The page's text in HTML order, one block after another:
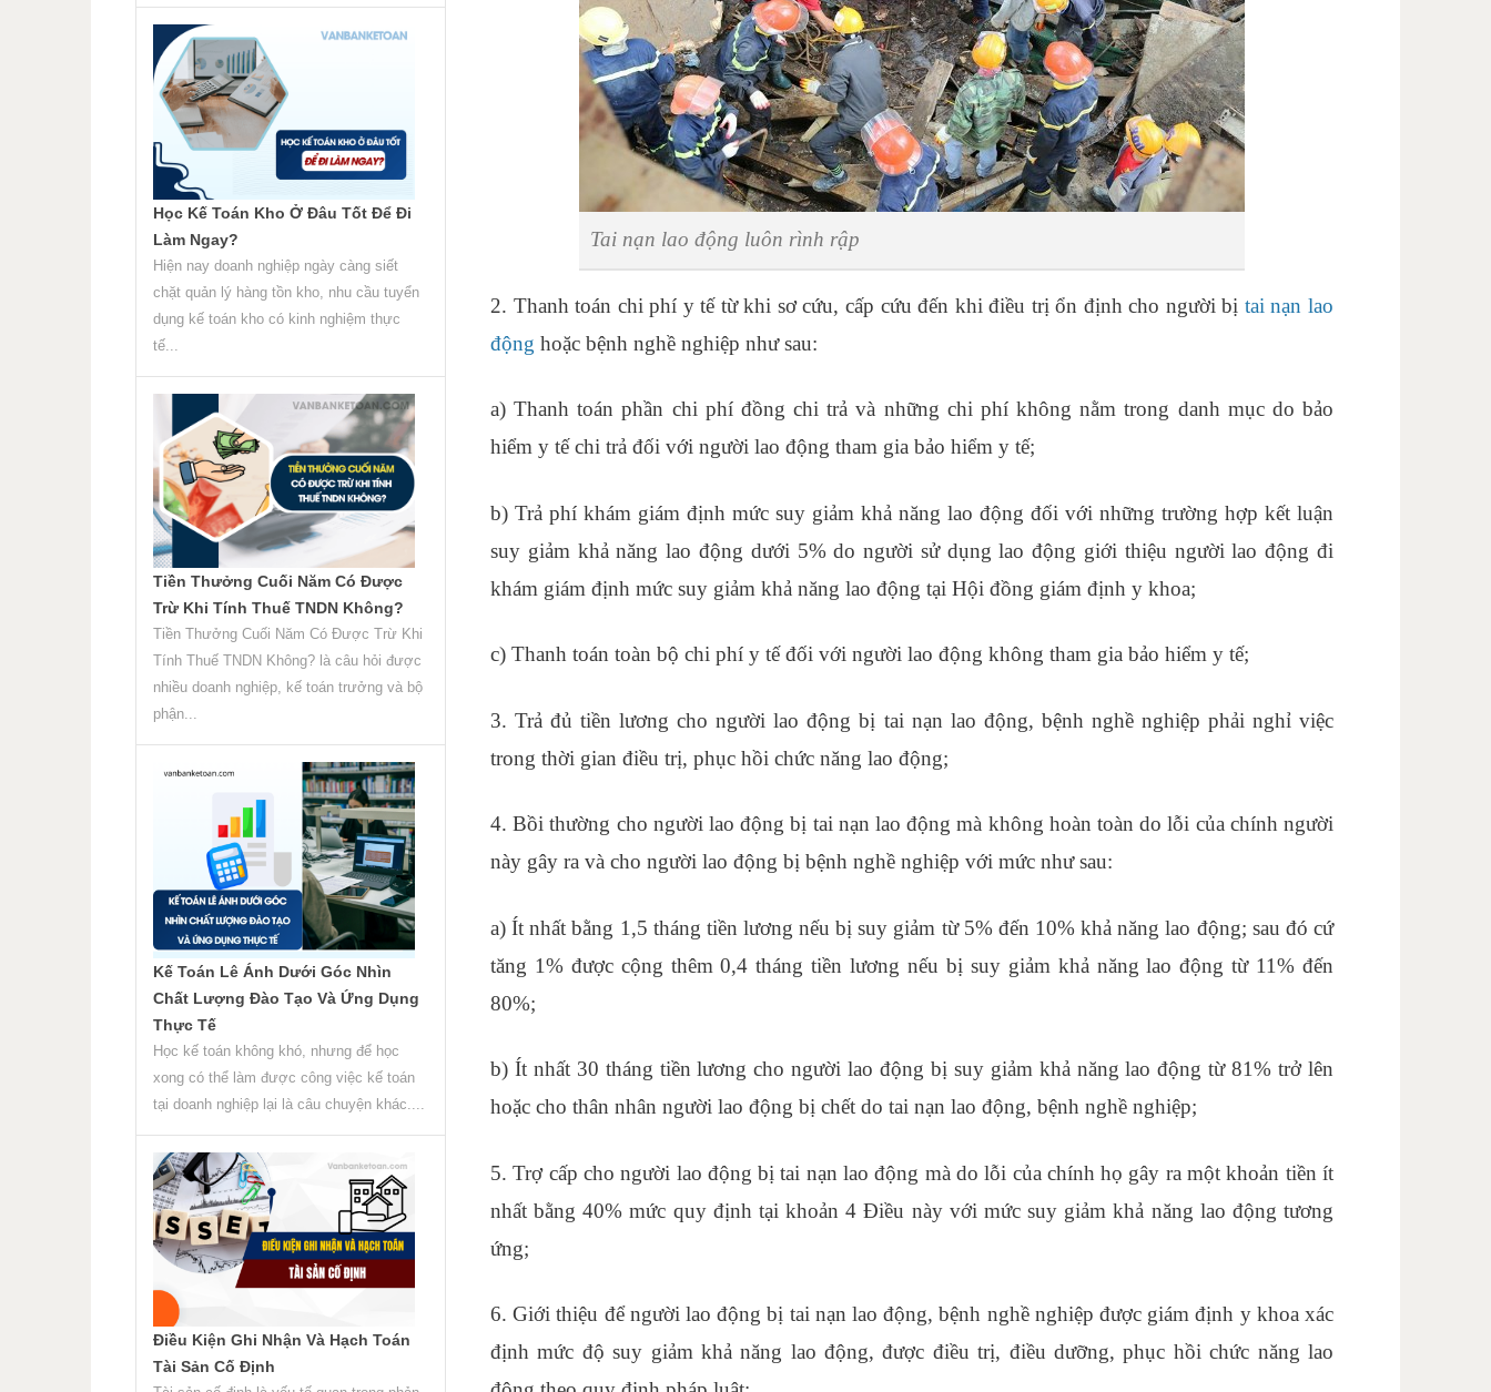
Tai nạn lao động luôn rình rập
2. Thanh toán chi phí y tế từ khi sơ cứu, cấp cứu đến khi điều trị ổn định cho người bị tai nạn lao
động hoặc bệnh nghề nghiệp như sau:
a) Thanh toán phần chi phí đồng chi trả và những chi phí không nằm trong danh mục do bảo
hiểm y tế chi trả đối với người lao động tham gia bảo hiểm y tế;
b) Trả phí khám giám định mức suy giảm khả năng lao động đối với những trường hợp kết luận
suy giảm khả năng lao động dưới 5% do người sử dụng lao động giới thiệu người lao động đi
khám giám định mức suy giảm khả năng lao động tại Hội đồng giám định y khoa;
c) Thanh toán toàn bộ chi phí y tế đối với người lao động không tham gia bảo hiểm y tế;
3. Trả đủ tiền lương cho người lao động bị tai nạn lao động, bệnh nghề nghiệp phải nghỉ việc
trong thời gian điều trị, phục hồi chức năng lao động;
4. Bồi thường cho người lao động bị tai nạn lao động mà không hoàn toàn do lỗi của chính người
này gây ra và cho người lao động bị bệnh nghề nghiệp với mức như sau:
a) Ít nhất bằng 1,5 tháng tiền lương nếu bị suy giảm từ 5% đến 10% khả năng lao động; sau đó cứ
tăng 1% được cộng thêm 0,4 tháng tiền lương nếu bị suy giảm khả năng lao động từ 11% đến
80%;
b) Ít nhất 30 tháng tiền lương cho người lao động bị suy giảm khả năng lao động từ 81% trở lên
hoặc cho thân nhân người lao động bị chết do tai nạn lao động, bệnh nghề nghiệp;
5. Trợ cấp cho người lao động bị tai nạn lao động mà do lỗi của chính họ gây ra một khoản tiền ít
nhất bằng 40% mức quy định tại khoản 4 Điều này với mức suy giảm khả năng lao động tương
ứng;
6. Giới thiệu để người lao động bị tai nạn lao động, bệnh nghề nghiệp được giám định y khoa xác
định mức độ suy giảm khả năng lao động, được điều trị, điều dưỡng, phục hồi chức năng lao
Học Kế Toán Kho Ở Đâu Tốt Để Đi
Làm Ngay?
Hiện nay doanh nghiệp ngày càng siết
chặt quản lý hàng tồn kho, nhu cầu tuyển
dụng kế toán kho có kinh nghiệm thực
tế...
Tiền Thưởng Cuối Năm Có Được
Trừ Khi Tính Thuế TNDN Không?
Tiền Thưởng Cuối Năm Có Được Trừ Khi
Tính Thuế TNDN Không? là câu hỏi được
nhiều doanh nghiệp, kế toán trưởng và bộ
phận...
Kế Toán Lê Ánh Dưới Góc Nhìn
Chất Lượng Đào Tạo Và Ứng Dụng
Thực Tế
Học kế toán không khó, nhưng để học
xong có thể làm được công việc kế toán
tại doanh nghiệp lại là câu chuyện khác....
Điều Kiện Ghi Nhận Và Hạch Toán
Tài Sản Cố Định